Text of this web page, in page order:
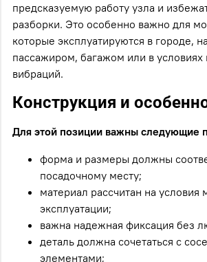
предсказуемую работу узла и
разборки. Это особенно важно для
которые эксплуатируются в городе,
пассажиром, багажом или в
вибраций.
Конструкция и
Для этой позиции важны следующие
форма и размеры должны
посадочному месту;
материал рассчитан на условия
эксплуатации;
важна надежная фиксация без
деталь должна сочетаться с
элементами;